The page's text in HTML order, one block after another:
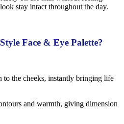
stay intact throughout the day.
Face & Eye Palette?
to the cheeks, instantly bringing life
and warmth, giving dimension